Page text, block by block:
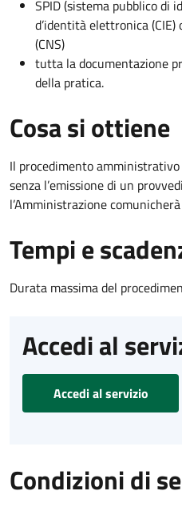
SPID (sistema pubblico di
d’identità elettronica
(CNS)
tutta la documentazione
della pratica.
Cosa si ottiene
Il procedimento
senza l’emissione di un
l’Amministrazione
Tempi e
Durata massima del
Accedi al
Accedi al servizio
Condizioni di